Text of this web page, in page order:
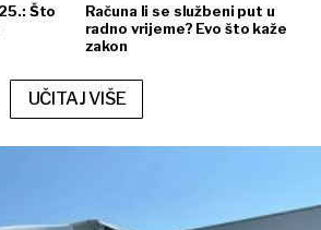
Što
Računa li se službeni put u
radno vrijeme? Evo što kaže
zakon
UČITAJ VIŠE